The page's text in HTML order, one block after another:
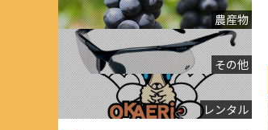
農産物
その他
レンタル